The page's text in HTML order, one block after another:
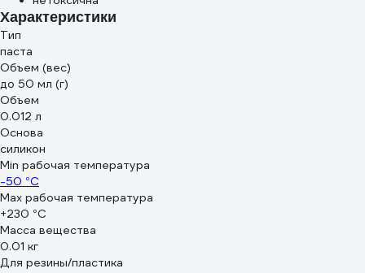
Характеристики
Тип
паста
Объем (вес)
до 50 мл (г)
Объем
0.012 л
Основа
силикон
Min рабочая температура
-50 °С
Max рабочая температура
+230 °С
Масса вещества
0.01 кг
Для резины/пластика